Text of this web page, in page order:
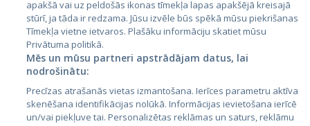
City24.lv
City24.ee
GetaPro.lv
CVbankas.lt
Kainos.lt
Paslaugos.lt
apakšā vai uz peldošās ikonas tīmekļa lapas apakšējā kreisajā
stūrī, ja tāda ir redzama. Jūsu izvēle būs spēkā mūsu piekrišanas
Tīmekļa vietne ietvaros. Plašāku informāciju skatiet mūsu
Privātuma politikā.
Mēs un mūsu partneri apstrādājam datus, lai
nodrošinātu:
Precīzas atrašanās vietas izmantošana. Ierīces parametru aktīva
skenēšana identifikācijas nolūkā. Informācijas ievietošana ierīcē
un/vai piekļuve tai. Personalizētas reklāmas un saturs, reklāmu